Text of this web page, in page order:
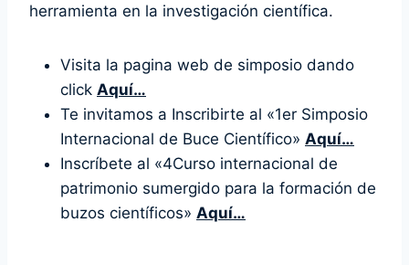
herramienta en la investigación científica.
Visita la pagina web de simposio dando
click Aquí…
Te invitamos a Inscribirte al «1er Simposio
Internacional de Buce Científico» Aquí…
Inscríbete al «4Curso internacional de
patrimonio sumergido para la formación de
buzos científicos» Aquí…